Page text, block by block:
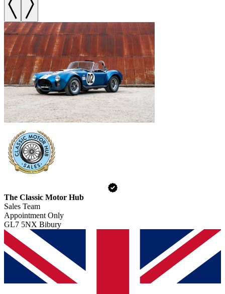
The Classic Motor Hub
Sales Team
Appointment Only
GL7 5NX Bibury